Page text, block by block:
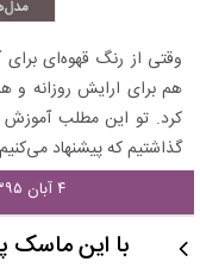
وقتی از رنگ قهوه‌ای
هم برای ارایش روزانه و
کرد. تو این مطلب آموزش
گذاشتیم که پیشنهاد
۴ آبان ۱۳۹۵ - ۱۳:۲۴
با این ماسک